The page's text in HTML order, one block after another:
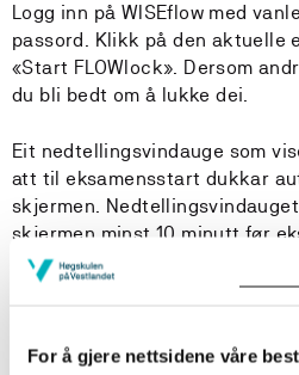
For å gjere nettsidene våre
Logg inn på WISEflow med
passord. Klikk på den aktuelle
«Start FLOWlock». Dersom
du bli bedt om å lukke dei.
Eit nedtellingsvindauge som
att til eksamensstart dukkar
skjermen.
skjermen minst 10 minutt før
nedtellinga er ferdig, blir
pålogging. Skriv inn passordet